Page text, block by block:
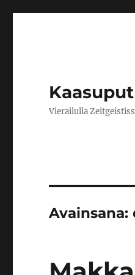
Vierailulla
Avainsana: